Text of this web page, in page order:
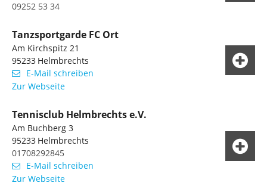
09252 53 34
Tanzsportgarde FC Ort
Am Kirchspitz 21
95233 Helmbrechts
E-Mail schreiben
Zur Webseite
Tennisclub Helmbrechts e.V.
Am Buchberg 3
95233 Helmbrechts
01708292845
E-Mail schreiben
Zur Webseite